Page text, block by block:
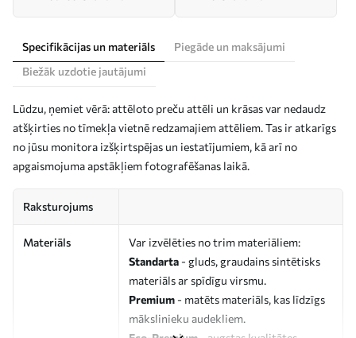
Specifikācijas un materiāls
Piegāde un maksājumi
Biežāk uzdotie jautājumi
Lūdzu, ņemiet vērā: attēloto preču attēli un krāsas var nedaudz
atšķirties no tīmekļa vietnē redzamajiem attēliem. Tas ir atkarīgs
no jūsu monitora izšķirtspējas un iestatījumiem, kā arī no
apgaismojuma apstākļiem fotografēšanas laikā.
Raksturojums
Materiāls
Var izvēlēties no trim materiāliem:
Standarta - gluds, graudains sintētisks
materiāls ar spīdīgu virsmu.
Premium - matēts materiāls, kas līdzīgs
mākslinieku audekliem.